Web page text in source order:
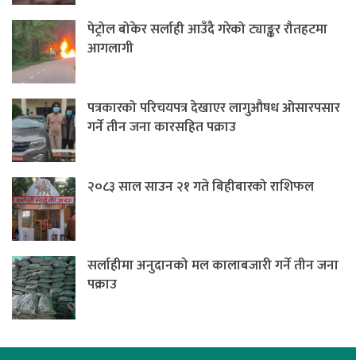
पेट्रोल बोकेर सर्लाही आउँदै गरेको ट्याङ्कर रौतहटमा
आगलागी
पत्रकारको परिचयपत्र देखाएर लागुऔषध ओसारपसार
गर्ने तीन जना कारसहित पक्राउ
२०८३ साल साउन २१ गते बिहीबारको राशिफल
सर्लाहीमा अनुदानको मल कालाबजारी गर्ने तीन जना
पक्राउ